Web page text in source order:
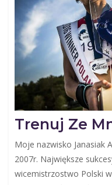
Trenuj Ze
Moje nazwisko Janasiak
2007r. Największe
wicemistrzostwo Polski